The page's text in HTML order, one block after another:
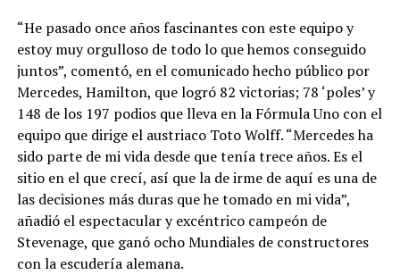
“He pasado once años fascinantes con este equipo y
estoy muy orgulloso de todo lo que hemos conseguido
juntos”, comentó, en el comunicado hecho público por
Mercedes, Hamilton, que logró 82 victorias; 78 ‘poles’ y
148 de los 197 podios que lleva en la Fórmula Uno con el
equipo que dirige el austriaco Toto Wolff. “Mercedes ha
sido parte de mi vida desde que tenía trece años. Es el
sitio en el que crecí, así que la de irme de aquí es una de
las decisiones más duras que he tomado en mi vida”,
añadió el espectacular y excéntrico campeón de
Stevenage, que ganó ocho Mundiales de constructores
con la escudería alemana.